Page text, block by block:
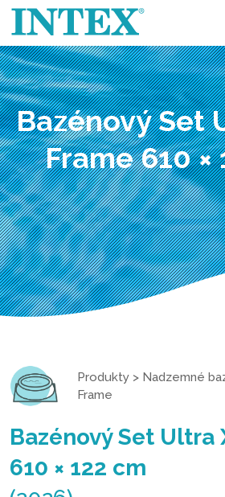
Bazénový Set
Frame 610 ×
Produkty > Nadzemné
Frame
Bazénový Set Ultra
610 × 122 cm